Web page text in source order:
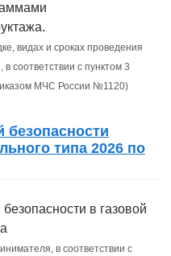
видах и сроках проведения
соответствии с пунктом 3
МЧС России №1120)
безопасности
типа 2026 по
в газовой
в соответствии с